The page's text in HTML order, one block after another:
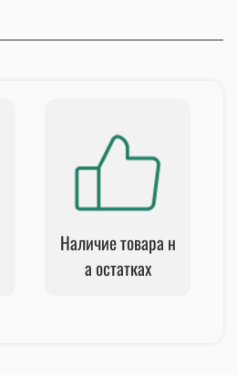
Наличие товара н
а остатках